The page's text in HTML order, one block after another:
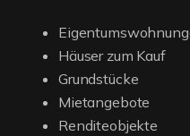
Häuser zum Kauf
Grundstücke
Mietangebote
Renditeobjekte